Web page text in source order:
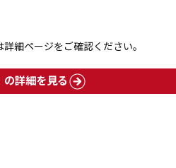
細ページをご確認ください。
の詳細を見る